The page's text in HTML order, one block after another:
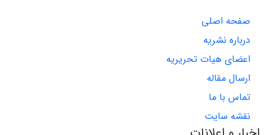
صفحه اصلی
درباره نشریه
اعضای هیات تحریریه
ارسال مقاله
تماس با ما
نقشه سایت